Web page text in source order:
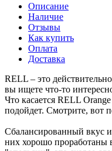
Описание
Наличие
Отзывы
Как купить
Оплата
Доставка
RELL – это
вы ищете что-то
Что касается RELL
подойдет. Смотрите, вот
Сбалансированный вкус
них хорошо проработаны